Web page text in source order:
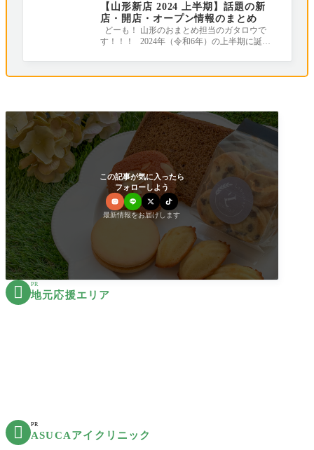
【山形新店 2024 上半期】話題の新
店・開店・オープン情報のまとめ
どーも！ 山形のおまとめ担当のガタロウで
す！！！ 2024年（令和6年）の上半期に誕生
この記事が気に入ったら
フォローしよう
最新情報をお届けします
 PR
地元応援エリア
 PR
ASUCAアイクリニック